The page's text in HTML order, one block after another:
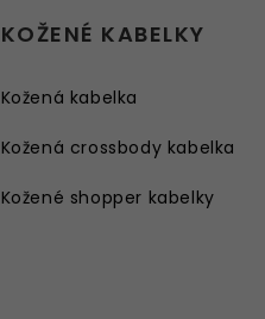
KOŽENÉ KABELKY
Kožená kabelka
Kožená crossbody kabelka
Kožené shopper kabelky